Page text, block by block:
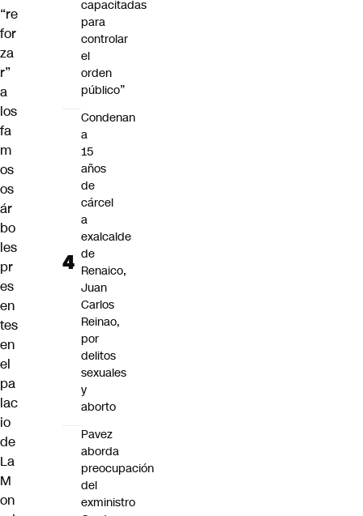
“re
for
za
r”
a
los
fa
m
os
os
ár
bo
les
pr
es
en
tes
en
el
pa
lac
io
de
La
M
on
capacitadas
para
controlar
el
orden
público”
Condenan
a
15
años
de
cárcel
a
exalcalde
de
Renaico,
Juan
Carlos
Reinao,
por
delitos
sexuales
y
aborto
Pavez
aborda
preocupación
del
exministro